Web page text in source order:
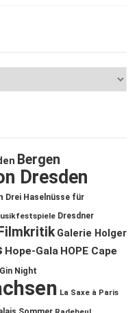
Bergen
Dresden
Drei Haselnüsse für
Dresdner
Filmkritik Galerie Holger
Hope-Gala HOPE Cape
Night
La Saxe à Paris